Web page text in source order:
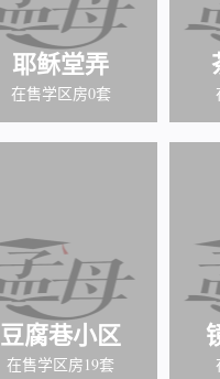
耶稣堂弄
在售学区房0套
豆腐巷小区
在售学区房19套